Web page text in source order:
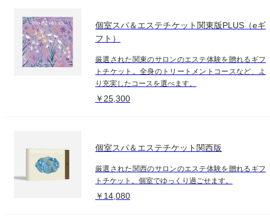
個室スパ＆エステチケット関東版PLUS（eギ
フト）
厳選された関東のサロンのエステ体験を贈れるギフ
トチケット。全身のトリートメントコースなど、よ
り充実したコースを選べます。
￥25,300
個室スパ＆エステチケット関西版
厳選された関西のサロンのエステ体験を贈れるギフ
トチケット。個室でゆっくり過ごせます。
￥14,080